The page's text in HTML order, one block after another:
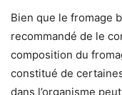
Bien que le fromage
recommandé de le
composition du
constitué de
dans l’organisme